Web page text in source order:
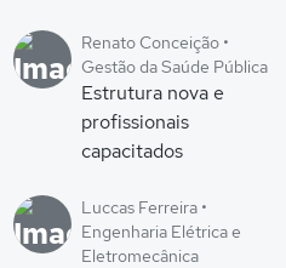
Renato Conceição •
Gestão da Saúde Pública
Estrutura nova e
profissionais
capacitados
Luccas Ferreira •
Engenharia Elétrica e
Eletromecânica